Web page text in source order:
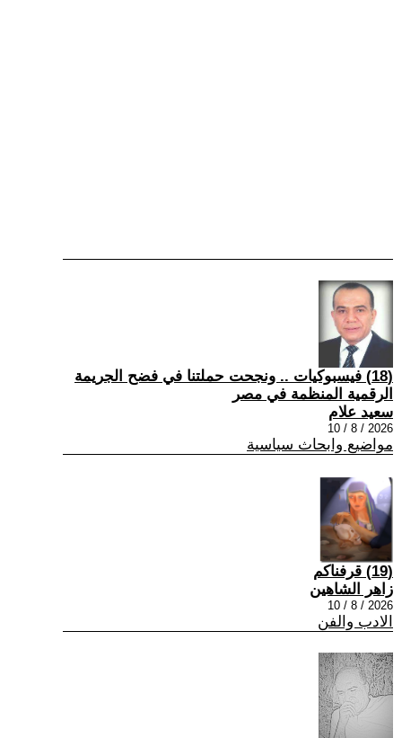
(18) فيسبوكيات .. ونجحت حملتنا في فضح الجريمة
الرقمية المنظمة في مصر
سعيد علام
2026 / 8 / 10
مواضيع وابحاث سياسية
(19) قرفناكم
زاهر الشاهين
2026 / 8 / 10
الادب والفن